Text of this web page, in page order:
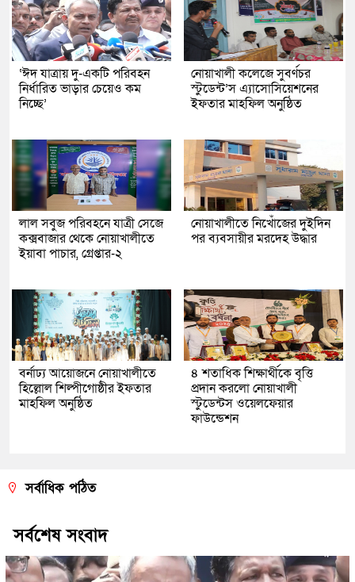
‘ঈদ যাত্রায় দু-একটি পরিবহন
নির্ধারিত ভাড়ার চেয়েও কম
নিচ্ছে’
নোয়াখালী কলেজে সুবর্ণচর
স্টুডেন্ট’স এ্যাসোসিয়েশনের
ইফতার মাহফিল অনুষ্ঠিত
লাল সবুজ পরিবহনে যাত্রী সেজে
কক্সবাজার থেকে নোয়াখালীতে
ইয়াবা পাচার, গ্রেপ্তার-২
নোয়াখালীতে নিখোঁজের দুইদিন
পর ব্যবসায়ীর মরদেহ উদ্ধার
বর্নাঢ্য আয়োজনে নোয়াখালীতে
হিল্লোল শিল্পীগোষ্ঠীর ইফতার
মাহফিল অনুষ্ঠিত
৪ শতাধিক শিক্ষার্থীকে বৃত্তি
প্রদান করলো নোয়াখালী
স্টুডেন্টস ওয়েলফেয়ার
ফাউন্ডেশন
সর্বাধিক পঠিত
সর্বশেষ সংবাদ